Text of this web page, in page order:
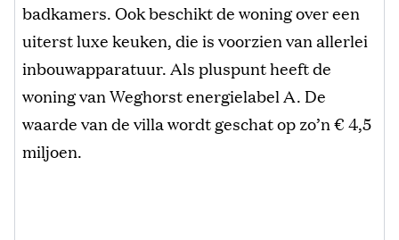
badkamers. Ook beschikt de woning over een
uiterst luxe keuken, die is voorzien van allerlei
inbouwapparatuur. Als pluspunt heeft de
woning van Weghorst energielabel A. De
waarde van de villa wordt geschat op zo’n € 4,5
miljoen.